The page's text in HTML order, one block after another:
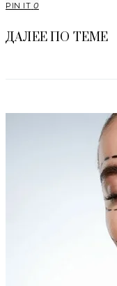
PIN IT 0
ДАЛЕЕ ПО ТЕМЕ